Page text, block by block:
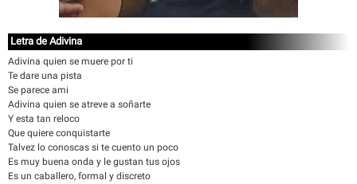
Letra de Adivina
Adivina quien se muere por ti
Te dare una pista
Se parece ami
Adivina quien se atreve a soñarte
Y esta tan reloco
Que quiere conquistarte
Talvez lo conoscas si te cuento un poco
Es muy buena onda y le gustan tus ojos
Es un caballero, formal y discreto